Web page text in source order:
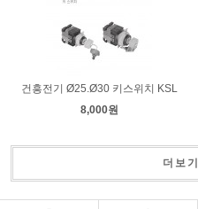
건흥전기 Ø25.Ø30 키스위치 KSL
8,000원
더보기